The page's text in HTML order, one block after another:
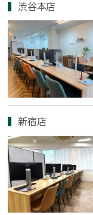
渋谷本店
新宿店